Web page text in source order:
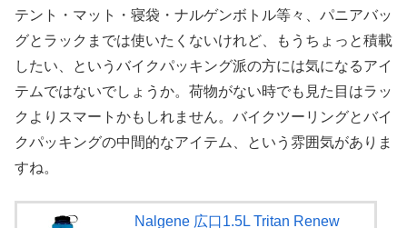
テント・マット・寝袋・ナルゲンボトル等々、パニアバッ
グとラックまでは使いたくないけれど、もうちょっと積載
したい、というバイクパッキング派の方には気になるアイ
テムではないでしょうか。荷物がない時でも見た目はラッ
クよりスマートかもしれません。バイクツーリングとバイ
クパッキングの中間的なアイテム、という雰囲気がありま
すね。
Nalgene 広口1.5L Tritan Renew